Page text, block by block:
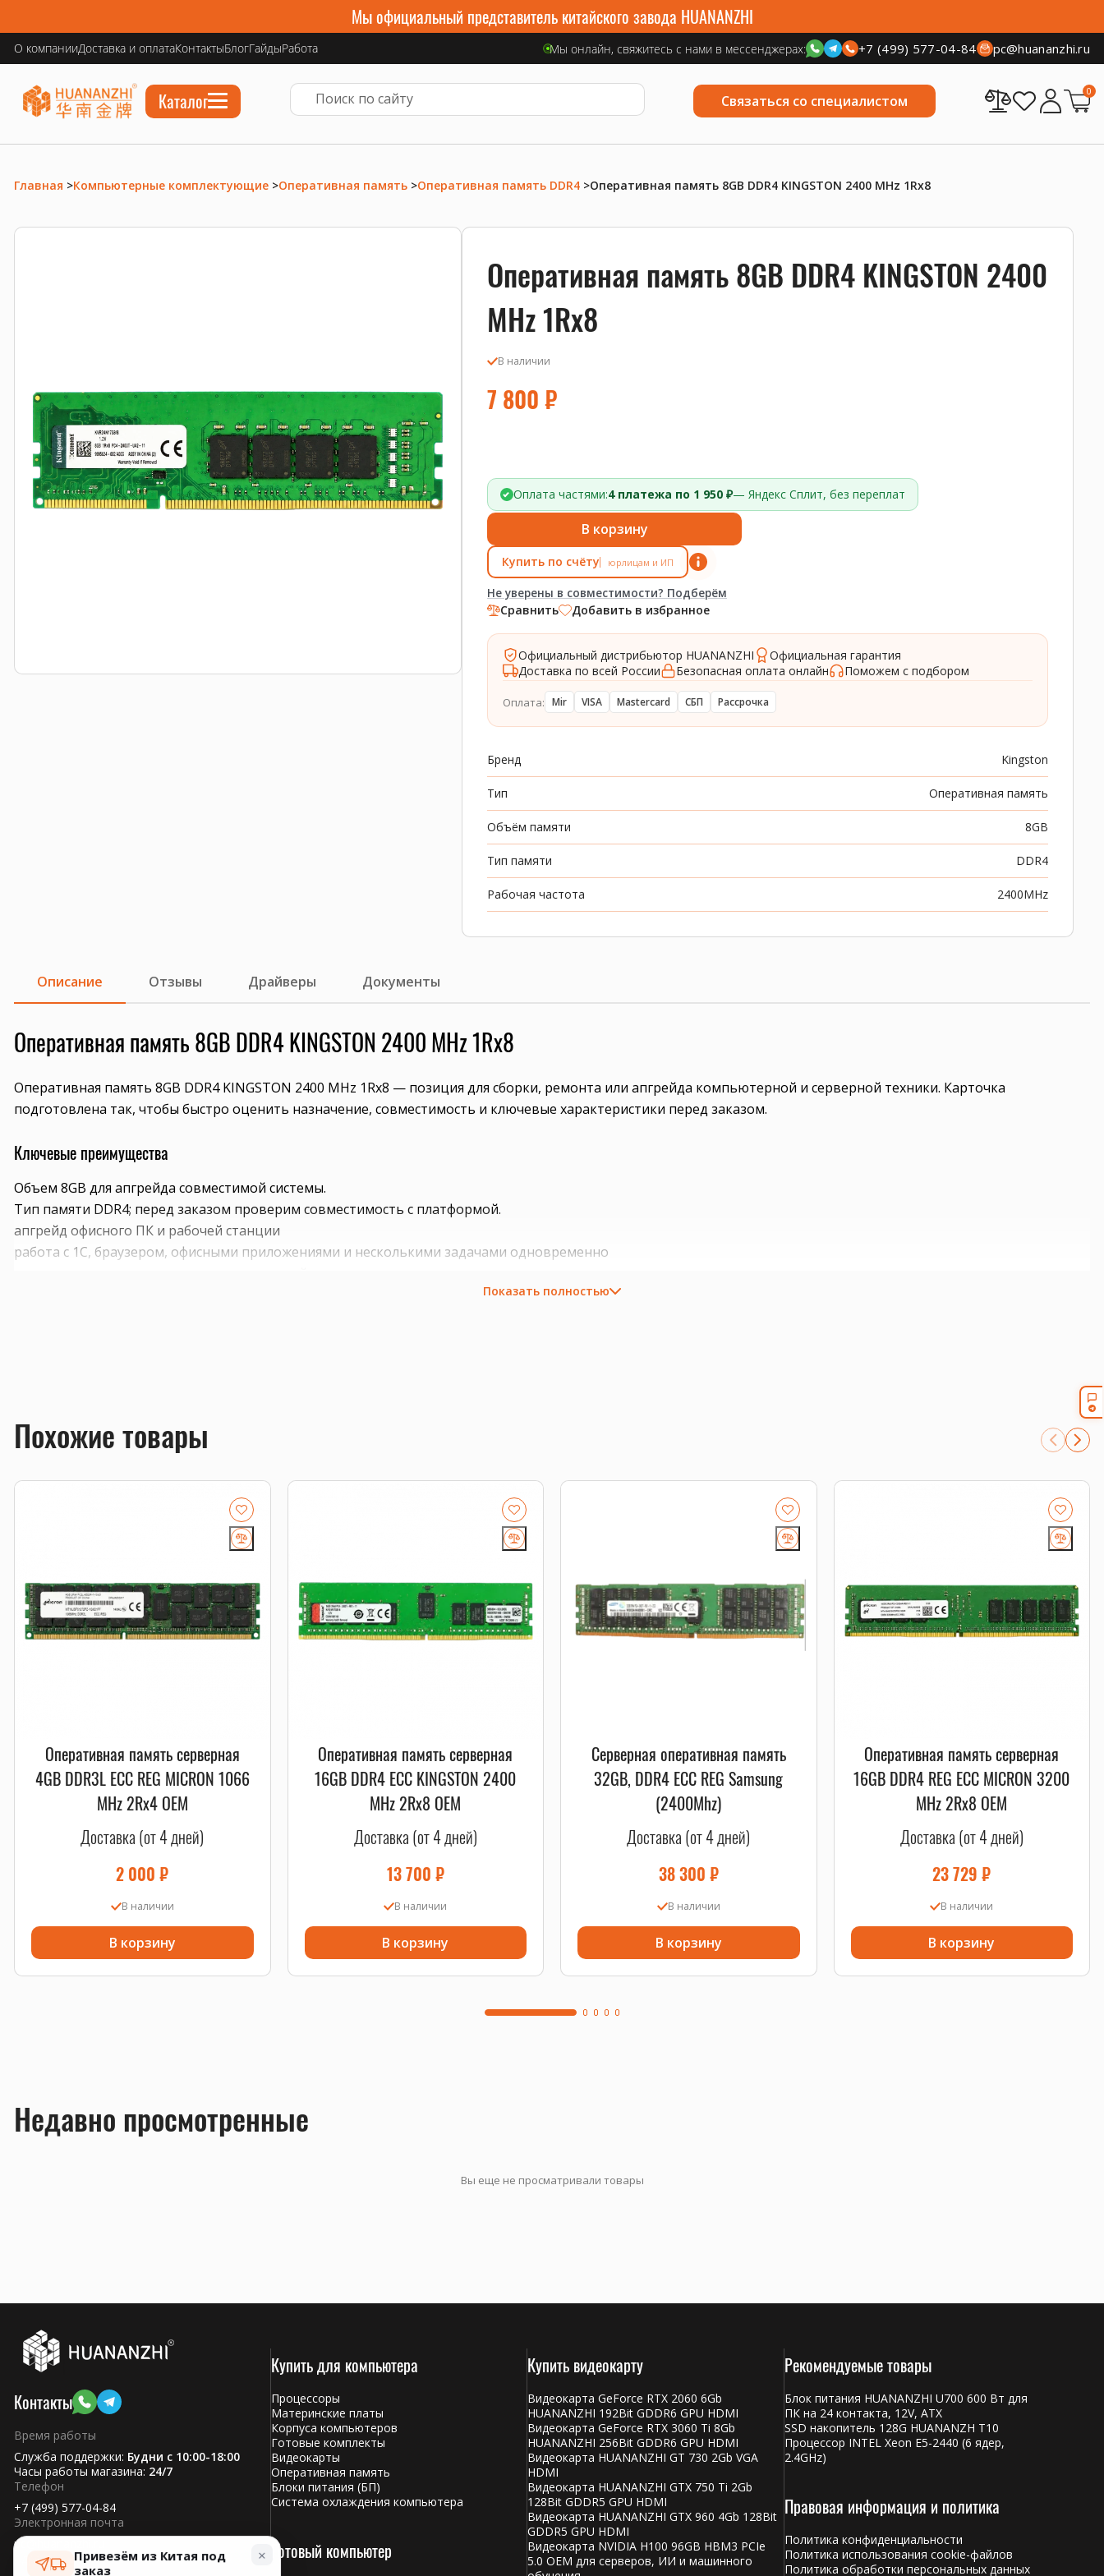
Мы официальный представитель китайского завода HUANANZHI
О компанииДоставка и оплатаКонтактыБлогГайдыРабота Мы онлайн, свяжитесь с нами в мессенджерах: +7 (499) 577-04-84 pc@huananzhi.ru
Каталог Связаться со специалистом
0
Главная >Компьютерные комплектующие >Оперативная память >Оперативная память DDR4 >Оперативная память 8GB DDR4 KINGSTON 2400 MHz 1Rx8
Оперативная память 8GB DDR4 KINGSTON 2400
MHz 1Rx8
В наличии
7 800₽
Оплата частями:4 платежа по 1 950 ₽— Яндекс Сплит, без переплат
В корзину
Купить по счёту юрлицам и ИП
Не уверены в совместимости? Подберём
Сравнить Добавить в избранное
Официальный дистрибьютор HUANANZHI
Официальная гарантия
Доставка по всей России
Безопасная оплата онлайн Поможем с подбором
Оплата: Mir VISA Mastercard СБП Рассрочка
Бренд Kingston
Тип Оперативная память
Объём памяти 8GB
Тип памяти DDR4
Рабочая частота 2400MHz
Описание Отзывы Драйверы Документы
Оперативная память 8GB DDR4 KINGSTON 2400 MHz 1Rx8
Оперативная память 8GB DDR4 KINGSTON 2400 MHz 1Rx8 — позиция для сборки, ремонта или апгрейда компьютерной и серверной техники. Карточка
подготовлена так, чтобы быстро оценить назначение, совместимость и ключевые характеристики перед заказом.
Ключевые преимущества
Объем 8GB для апгрейда совместимой системы.
Тип памяти DDR4; перед заказом проверим совместимость с платформой.
апгрейд офисного ПК и рабочей станции
работа с 1С, браузером, офисными приложениями и несколькими задачами одновременно
оперативную память,процессоры
Показать полностью
Похожие товары
Оперативная память серверная
4GB DDR3L ECC REG MICRON 1066
MHz 2Rx4 OEM
Доставка (от 4 дней)
2 000₽
В наличии
В корзину
Оперативная память серверная
16GB DDR4 ECC KINGSTON 2400
MHz 2Rx8 OEM
Доставка (от 4 дней)
13 700 ₽
В наличии
В корзину
Серверная оперативная память
32GB, DDR4 ECC REG Samsung
(2400Mhz)
Доставка (от 4 дней)
38 300 ₽
В наличии
В корзину
Оперативная память серверная
16GB DDR4 REG ECC MICRON 3200
MHz 2Rx8 OEM
Доставка (от 4 дней)
23 729₽
В наличии
В корзину
Недавно просмотренные
Вы еще не просматривали товары
Контакты
Время работы
Служба поддержки: Будни с 10:00-18:00
Часы работы магазина: 24/7
Телефон
+7 (499) 577-04-84
Электронная почта
pc@huananzhi.ru
Адрес:
Купить для компьютера
Процессоры
Материнские платы
Корпуса компьютеров
Готовые комплекты
Видеокарты
Оперативная память
Блоки питания (БП)
Система охлаждения компьютера
Готовый компьютер
Купить видеокарту
Видеокарта GeForce RTX 2060 6Gb
HUANANZHI 192Bit GDDR6 GPU HDMI
Видеокарта GeForce RTX 3060 Ti 8Gb
HUANANZHI 256Bit GDDR6 GPU HDMI
Видеокарта HUANANZHI GT 730 2Gb VGA
HDMI
Видеокарта HUANANZHI GTX 750 Ti 2Gb
128Bit GDDR5 GPU HDMI
Видеокарта HUANANZHI GTX 960 4Gb 128Bit
GDDR5 GPU HDMI
Видеокарта NVIDIA H100 96GB HBM3 PCIe
5.0 OEM для серверов, ИИ и машинного
Рекомендуемые товары
Блок питания HUANANZHI U700 600 Вт для
ПК на 24 контакта, 12V, ATX
SSD накопитель 128G HUANANZH T10
Процессор INTEL Xeon E5-2440 (6 ядер,
2.4GHz)
Правовая информация и политика
Политика конфиденциальности
Политика использования cookie-файлов
Политика обработки персональных данных
×
Привезём из Китая под
заказ